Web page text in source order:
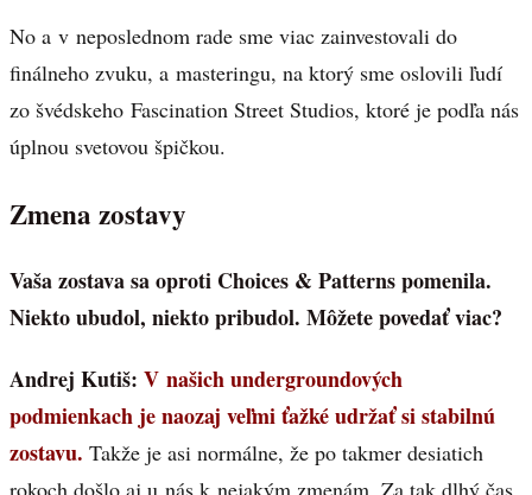
No a v neposlednom rade sme viac zainvestovali do
finálneho zvuku, a masteringu, na ktorý sme oslovili ľudí
zo švédskeho Fascination Street Studios, ktoré je podľa nás
úplnou svetovou špičkou.
Zmena zostavy
Vaša zostava sa oproti Choices & Patterns pomenila.
Niekto ubudol, niekto pribudol. Môžete povedať viac?
Andrej Kutiš: V našich undergroundových
podmienkach je naozaj veľmi ťažké udržať si stabilnú
zostavu. Takže je asi normálne, že po takmer desiatich
rokoch došlo aj u nás k nejakým zmenám. Za tak dlhý čas